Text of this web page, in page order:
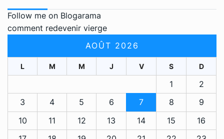
Follow me on Blogarama
comment redevenir vierge
AOÛT 2026
L M M J V S D
1
2
3
4 5 6 7 8
9
10
11 12 13 14 15
16